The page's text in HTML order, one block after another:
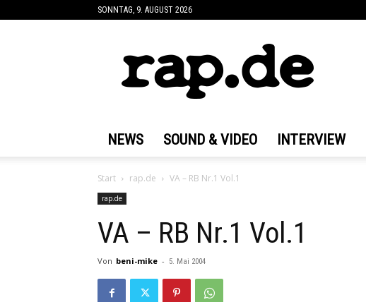
SONNTAG, 9. AUGUST 2026
NEWS SOUND & VIDEO INTERVIEW
Start rap.de VA – RB Nr.1 Vol.1
rap.de
VA – RB Nr.1 Vol.1
Von beni-mike - 5. Mai 2004